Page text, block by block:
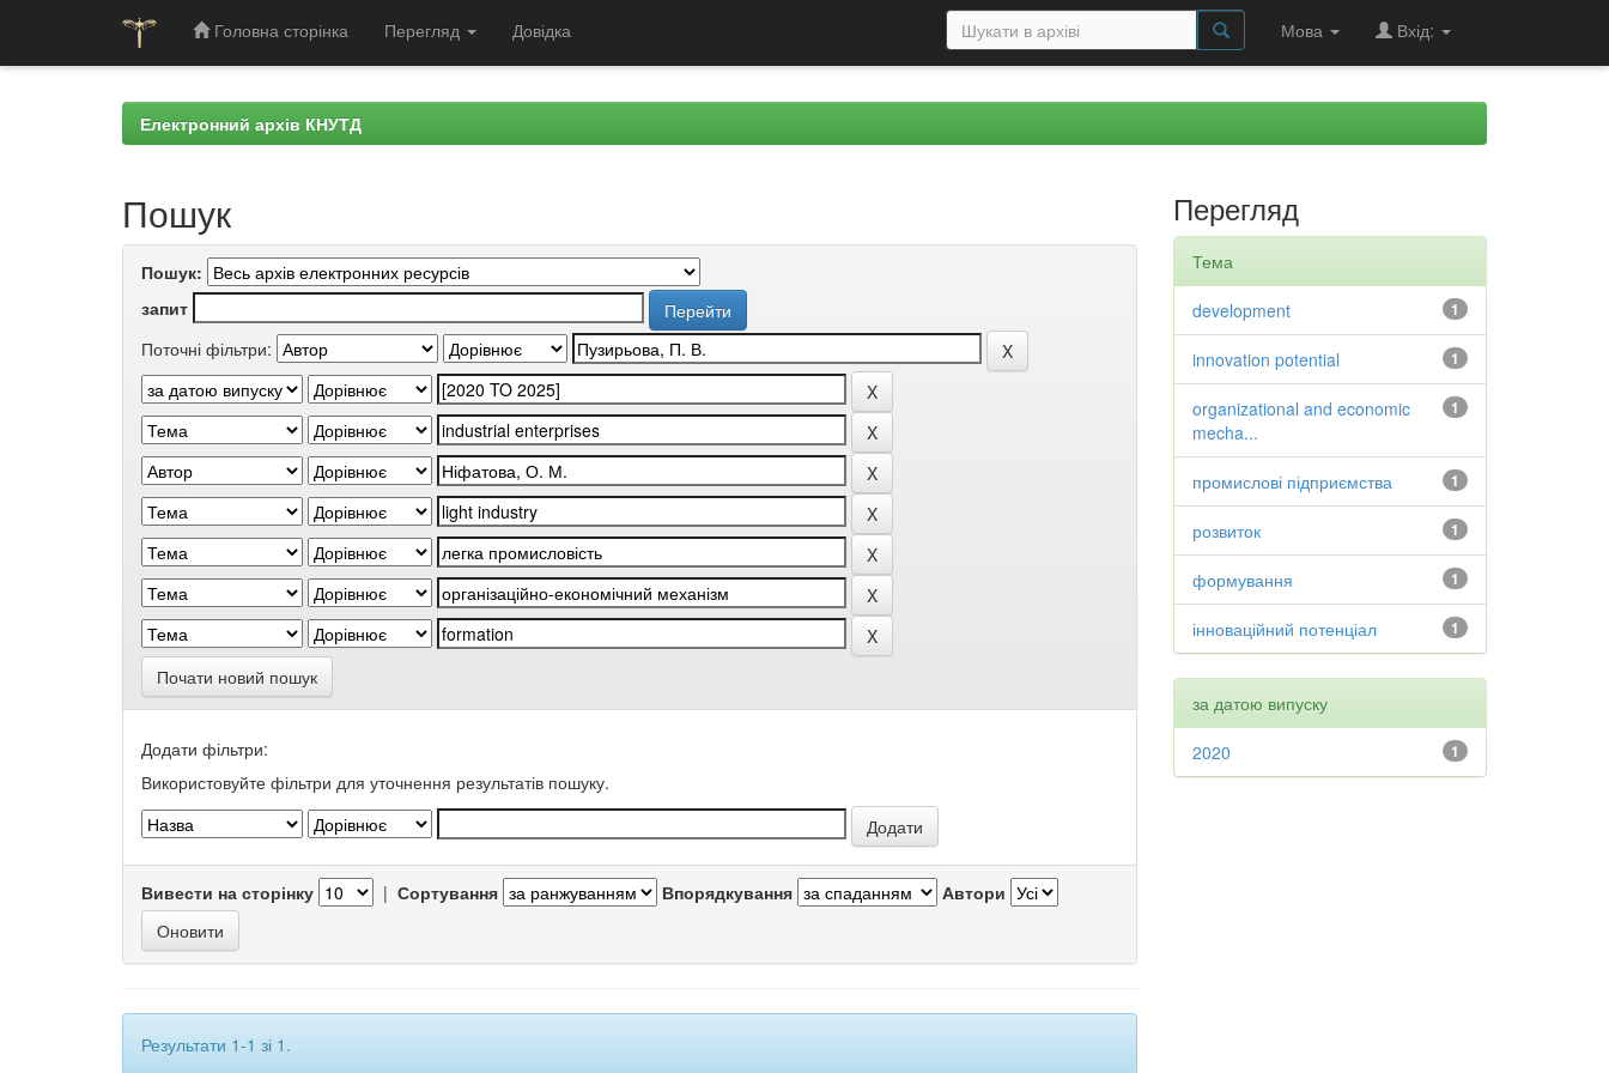
Головна сторінка Перегляд Довідка Мова Вхід:
Електронний архів КНУТД
Пошук
Пошук:
запит
Поточні фільтри:
Почати новий пошук
Додати фільтри:
Використовуйте фільтри для уточнення результатів пошуку.
Вивести на сторінку | Сортування Впорядкування Автори
Результати 1-1 зі 1.
Перегляд
Тема
1
development
1
innovation potential
1
organizational and economic
mecha...
1
промислові підприємства
1
розвиток
1
формування
1
інноваційний потенціал
за датою випуску
1
2020